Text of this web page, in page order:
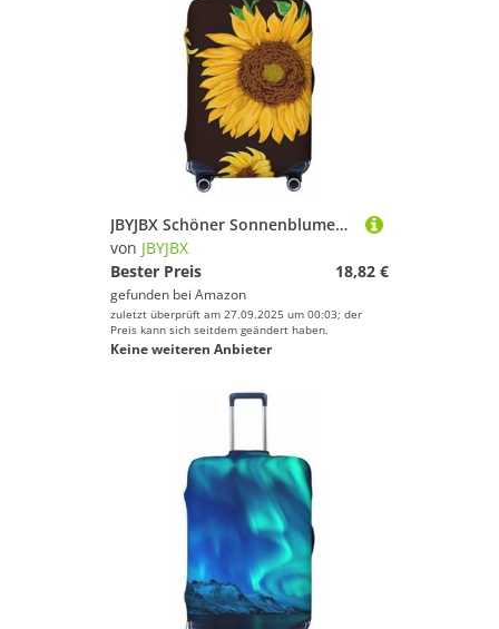
JBYJBX Schöner Sonnenblumen-Aufdruck, Kofferschutz, waschbar, elastisch, modische Reiseausrüstung, Schwarz, X-Large
von JBYJBX
Bester Preis
18,82 €
gefunden bei Amazon
zuletzt überprüft am 27.09.2025 um 00:03; der
Preis kann sich seitdem geändert haben.
Keine weiteren Anbieter